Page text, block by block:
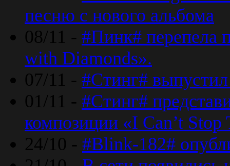
песню с нового альбома
08/11 - #Пинк# перепела
with Diamonds».
07/11 - #Стинг#
01/11 - #Стинг#
композиции «I Can’t
24/10 - #Blink-182#